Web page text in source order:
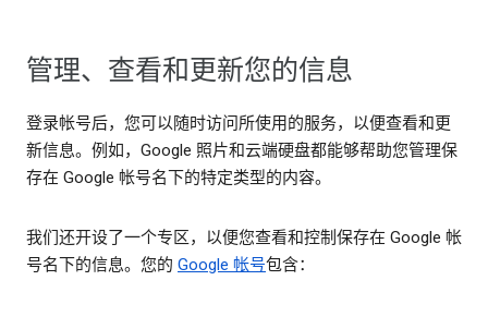
管理、查看和更新您的信息
登录帐号后，您可以随时访问所使用的服务，以便查看和更
新信息。例如，Google 照片和云端硬盘都能够帮助您管理保
存在 Google 帐号名下的特定类型的内容。
我们还开设了一个专区，以便您查看和控制保存在 Google 帐
号名下的信息。您的 Google 帐号包含：